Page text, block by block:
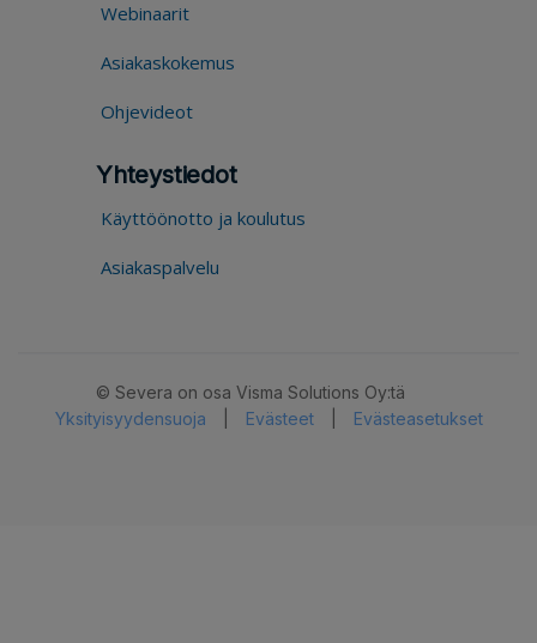
Webinaarit
Asiakaskokemus
Ohjevideot
Yhteystiedot
Käyttöönotto ja koulutus
Asiakaspalvelu
© Severa on osa Visma Solutions Oy:tä
Yksityisyydensuoja
Evästeet Evästeasetukset